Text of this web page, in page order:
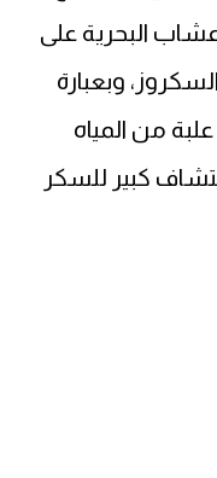
البحرية على
من السكروز، وبعبارة
لحوالى 32 مليار علبة من المياه
كبير للسكر